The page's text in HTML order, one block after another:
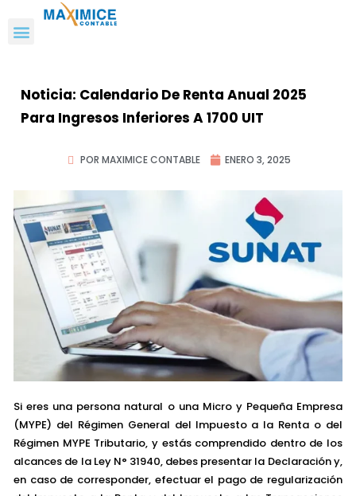
Noticia: Calendario De Renta Anual 2025
Para Ingresos Inferiores A 1700 UIT
POR MAXIMICE CONTABLE ENERO 3, 2025
Si eres una persona natural o una Micro y Pequeña Empresa
(MYPE) del Régimen General del Impuesto a la Renta o del
Régimen MYPE Tributario, y estás comprendido dentro de los
alcances de la Ley N° 31940, debes presentar la Declaración y,
en caso de corresponder, efectuar el pago de regularización